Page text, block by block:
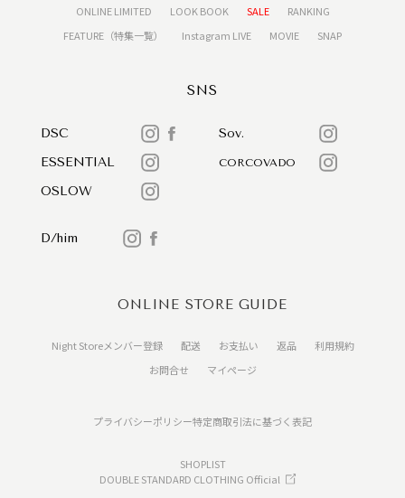
ONLINE LIMITED
LOOK BOOK SALE
RANKING
FEATURE（特集一覧）
Instagram LIVE MOVIE SNAP
SNS
DSC
Sov.
ESSENTIAL
CORCOVADO
OSLOW
D/him
ONLINE STORE GUIDE
Night Storeメンバー登録 配送 お支払い 返品
利用規約
お問合せ
マイページ
プライバシーポリシー特定商取引法に基づく表記
SHOPLIST
DOUBLE STANDARD CLOTHING Official